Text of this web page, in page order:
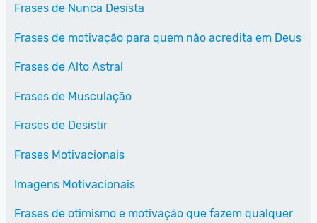
Frases de Nunca Desista
Frases de motivação para quem não acredita em Deus
Frases de Alto Astral
Frases de Musculação
Frases de Desistir
Frases Motivacionais
Imagens Motivacionais
Frases de otimismo e motivação que fazem qualquer